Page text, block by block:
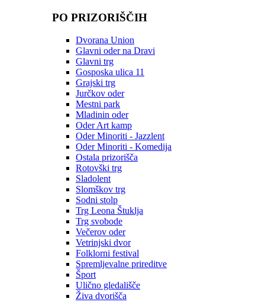
PO PRIZORIŠČIH
Dvorana Union
Glavni oder na Dravi
Glavni trg
Gosposka ulica 11
Grajski trg
Jurčkov oder
Mestni park
Mladinin oder
Oder Art kamp
Oder Minoriti - Jazzlent
Oder Minoriti - Komedija
Ostala prizorišča
Rotovški trg
Sladolent
Slomškov trg
Sodni stolp
Trg Leona Štuklja
Trg svobode
Večerov oder
Vetrinjski dvor
Folklorni festival
Spremljevalne prireditve
Šport
Ulično gledališče
Živa dvorišča